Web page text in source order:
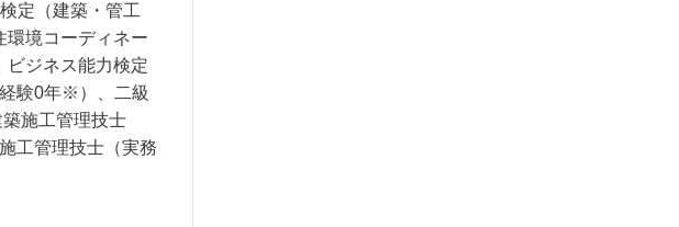
定（建築・管工
環境コーディネー
ビジネス能力検定
験0年※）、二級
施工管理技士
工管理技士（実務